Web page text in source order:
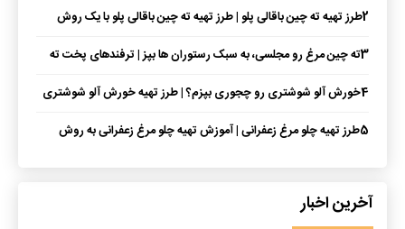
2طرز تهیه ته چین باقالی پلو | طرز تهیه ته چین باقالی پلو با یک روش
3ته چین مرغ رو مجلسی، به سبک رستوران ها بپز | ترفندهای پخت ته
4خورش آلو شوشتری رو چجوری بپزم؟ | طرز تهیه خورش آلو شوشتری
5طرز تهیه چلو مرغ زعفرانی | آموزش تهیه چلو مرغ زعفرانی به روش
آخرین اخبار